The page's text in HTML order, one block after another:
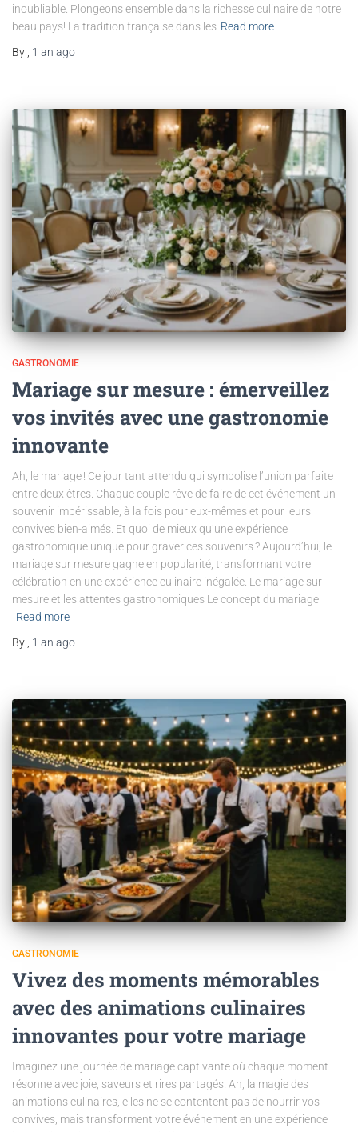
inoubliable. Plongeons ensemble dans la richesse culinaire de notre
beau pays! La tradition française dans les Read more
By , 1 an ago
GASTRONOMIE
Mariage sur mesure : émerveillez
vos invités avec une gastronomie
innovante
Ah, le mariage ! Ce jour tant attendu qui symbolise l’union parfaite
entre deux êtres. Chaque couple rêve de faire de cet événement un
souvenir impérissable, à la fois pour eux-mêmes et pour leurs
convives bien-aimés. Et quoi de mieux qu’une expérience
gastronomique unique pour graver ces souvenirs ? Aujourd’hui, le
mariage sur mesure gagne en popularité, transformant votre
célébration en une expérience culinaire inégalée. Le mariage sur
mesure et les attentes gastronomiques Le concept du mariage
Read more
By
1 an ago
GASTRONOMIE
Vivez des moments mémorables
avec des animations culinaires
innovantes pour votre mariage
Imaginez une journée de mariage captivante où chaque moment
résonne avec joie, saveurs et rires partagés. Ah, la magie des
animations culinaires, elles ne se contentent pas de nourrir vos
convives, mais transforment votre événement en une expérience